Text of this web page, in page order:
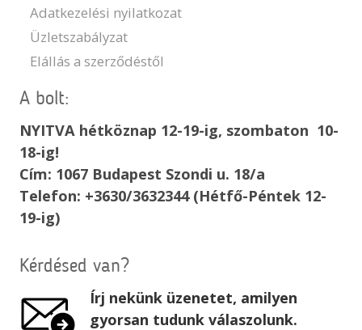
Adatkezelési nyilatkozat
Üzletszabályzat
Elállás a szerződéstől
A bolt:
NYITVA hétköznap 12-19-ig, szombaton 10-
18-ig!
Cím: 1067 Budapest Szondi u. 18/a
Telefon: +3630/3632344 (Hétfő-Péntek 12-
19-ig)
Kérdésed van?
Írj nekünk üzenetet, amilyen
gyorsan tudunk válaszolunk.